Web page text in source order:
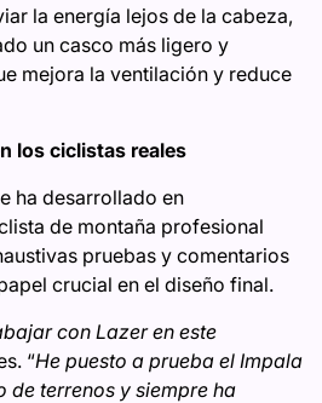
la energía lejos de la cabeza,
un casco más ligero y
mejora la ventilación y reduce
los ciclistas reales
ha desarrollado en
de montaña profesional
pruebas y comentarios
crucial en el diseño final.
con Lazer en este
“He puesto a prueba el Impala
de terrenos y siempre ha